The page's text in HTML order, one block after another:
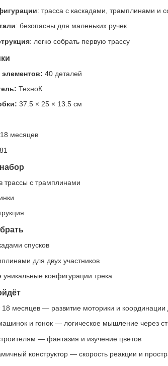
: трасса с каскадами, трамплинами и
: безопасны для маленьких ручек
: легко собрать первую трассу
элементов: 40 деталей
ТехноК
37.5 × 25 × 13.5 см
месяцев
трассы с трамплинами
спусков
для двух участников
конфигурации трека
месяцев — развитие моторики и координации
и гонок — логическое мышление через
— фантазия и изучение цветов
конструктор — скорость реакции и